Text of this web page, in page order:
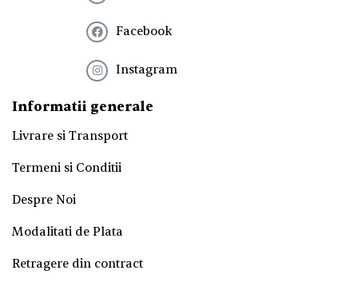
Facebook
Instagram
Informatii generale
Livrare si Transport
Termeni si Conditii
Despre Noi
Modalitati de Plata
Retragere din contract